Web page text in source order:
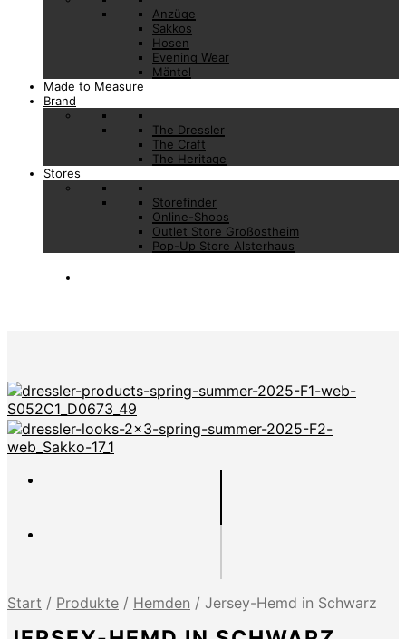
Anzüge
Sakkos
Hosen
Evening Wear
Mäntel
Made to Measure
Brand
The Dressler
The Craft
The Heritage
Stores
Storefinder
Online-Shops
Outlet Store Großostheim
Pop-Up Store Alsterhaus
Start / Produkte / Hemden / Jersey-Hemd in Schwarz